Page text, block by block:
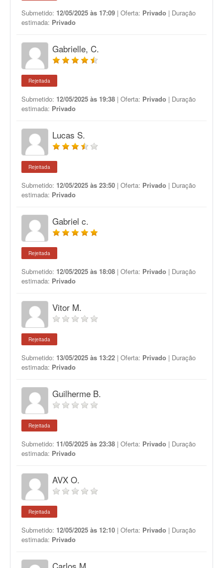
Submetido: 12/05/2025 às 17:09 | Oferta: Privado | Duração
estimada: Privado
Gabrielle, C.
Rejeitada
Submetido: 12/05/2025 às 19:38 | Oferta: Privado | Duração
estimada: Privado
Lucas S.
Rejeitada
Submetido: 12/05/2025 às 23:50 | Oferta: Privado | Duração
estimada: Privado
Gabriel c.
Rejeitada
Submetido: 12/05/2025 às 18:08 | Oferta: Privado | Duração
estimada: Privado
Vitor M.
Rejeitada
Submetido: 13/05/2025 às 13:22 | Oferta: Privado | Duração
estimada: Privado
Guilherme B.
Rejeitada
Submetido: 11/05/2025 às 23:38 | Oferta: Privado | Duração
estimada: Privado
AVX O.
Rejeitada
Submetido: 12/05/2025 às 12:10 | Oferta: Privado | Duração
estimada: Privado